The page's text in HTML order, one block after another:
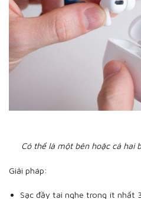
Có thể là một bên hoặc cả hai
Giải pháp:
Sạc đầy tai nghe trong ít nhất